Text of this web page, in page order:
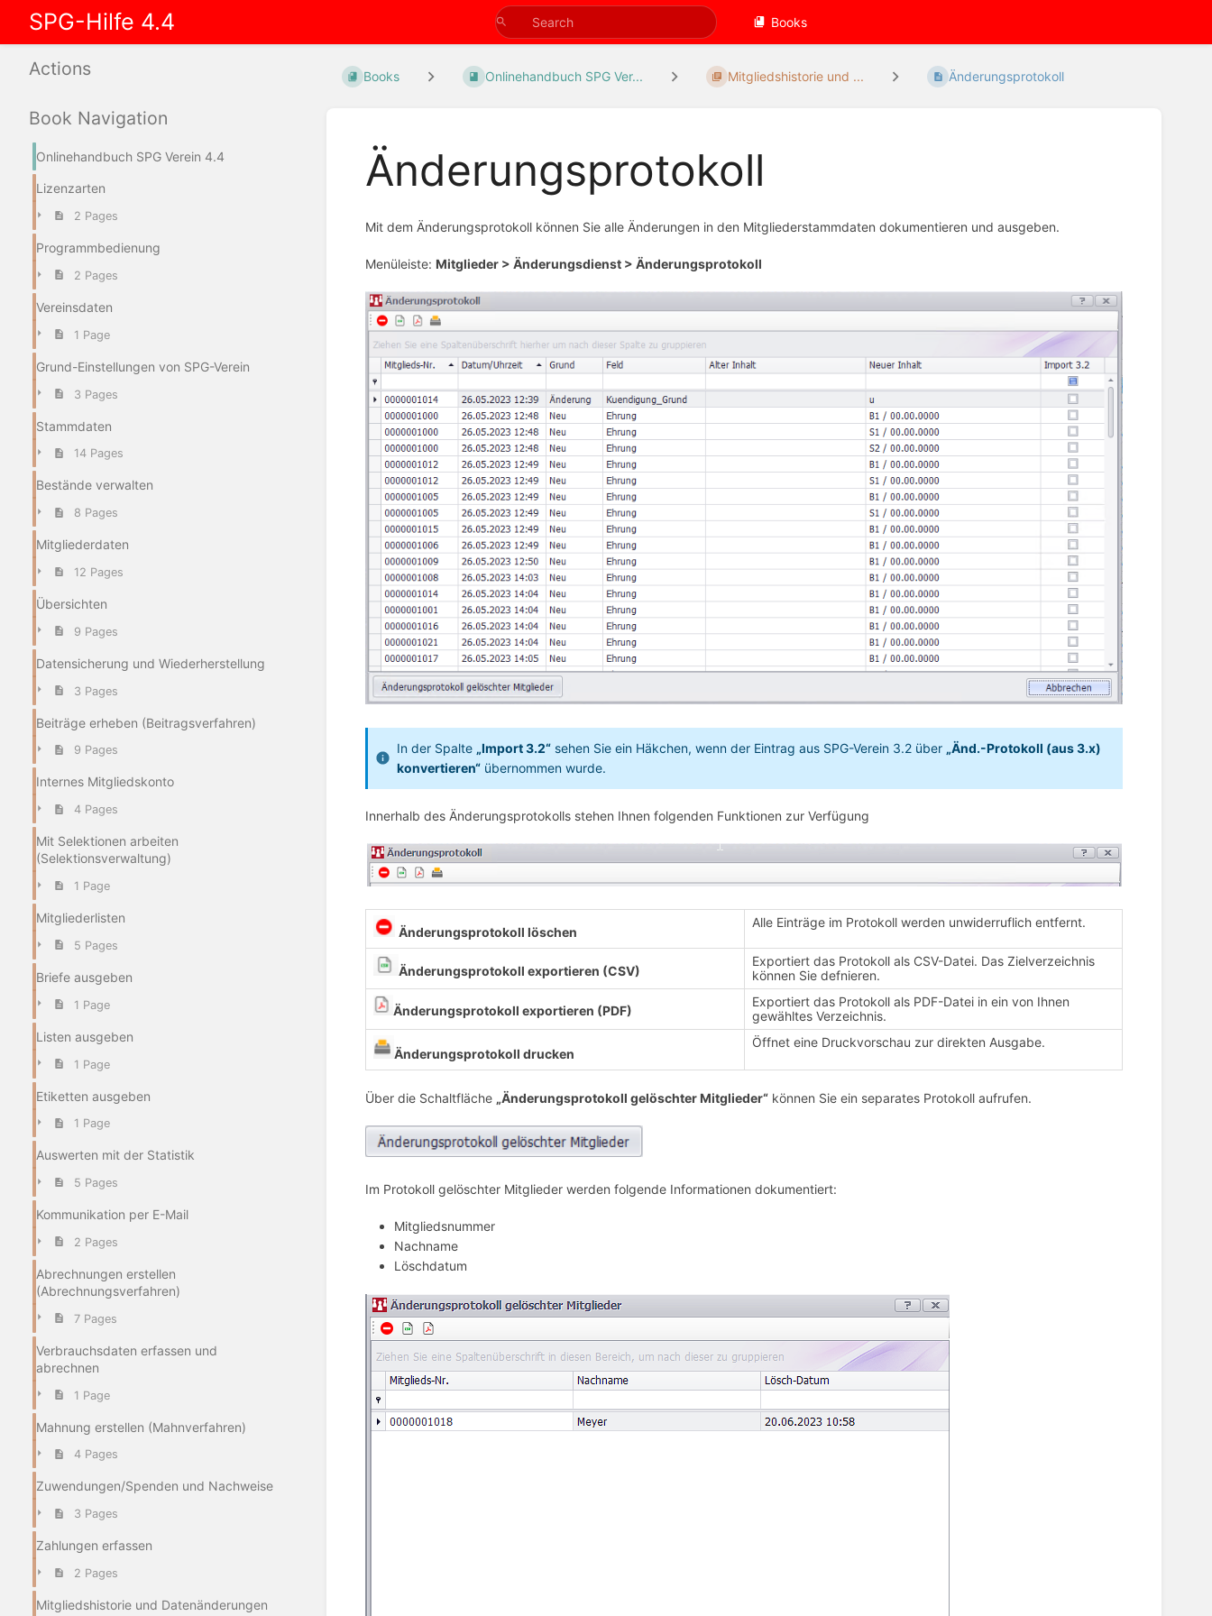
SPG-Hilfe 4.4 Books
Actions
Book Navigation
Onlinehandbuch SPG Verein 4.4
Lizenzarten
2 Pages
Programmbedienung
2 Pages
Vereinsdaten
1 Page
Grund-Einstellungen von SPG-Verein
3 Pages
Stammdaten
14 Pages
Bestände verwalten
8 Pages
Mitgliederdaten
12 Pages
Übersichten
9 Pages
Datensicherung und Wiederherstellung
3 Pages
Beiträge erheben (Beitragsverfahren)
9 Pages
Internes Mitgliedskonto
4 Pages
Mit Selektionen arbeiten
(Selektionsverwaltung)
1 Page
Mitgliederlisten
5 Pages
Briefe ausgeben
1 Page
Listen ausgeben
1 Page
Etiketten ausgeben
1 Page
Auswerten mit der Statistik
5 Pages
Kommunikation per E-Mail
2 Pages
Abrechnungen erstellen
(Abrechnungsverfahren)
7 Pages
Verbrauchsdaten erfassen und
abrechnen
1 Page
Mahnung erstellen (Mahnverfahren)
4 Pages
Zuwendungen/Spenden und Nachweise
3 Pages
Zahlungen erfassen
2 Pages
Mitgliedshistorie und Datenänderungen
Books Onlinehandbuch SPG Ver... Mitgliedshistorie und ... Änderungsprotokoll
Änderungsprotokoll
Mit dem Änderungsprotokoll können Sie alle Änderungen in den Mitgliederstammdaten dokumentieren und ausgeben.
Menüleiste: Mitglieder > Änderungsdienst > Änderungsprotokoll
In der Spalte „Import 3.2“ sehen Sie ein Häkchen, wenn der Eintrag aus SPG-Verein 3.2 über „Änd.-Protokoll (aus 3.x)
konvertieren“ übernommen wurde.
Innerhalb des Änderungsprotokolls stehen Ihnen folgenden Funktionen zur Verfügung
Änderungsprotokoll löschen
Alle Einträge im Protokoll werden unwiderruflich entfernt.
Änderungsprotokoll exportieren (CSV)
Exportiert das Protokoll als CSV-Datei. Das Zielverzeichnis
können Sie defnieren.
Änderungsprotokoll exportieren (PDF)
Exportiert das Protokoll als PDF-Datei in ein von Ihnen
gewähltes Verzeichnis.
Änderungsprotokoll drucken
Öffnet eine Druckvorschau zur direkten Ausgabe.
Über die Schaltfläche „Änderungsprotokoll gelöschter Mitglieder“ können Sie ein separates Protokoll aufrufen.
Im Protokoll gelöschter Mitglieder werden folgende Informationen dokumentiert:
Mitgliedsnummer
Nachname
Löschdatum